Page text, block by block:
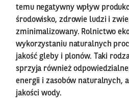
temu negatywny wpływ
środowisko, zdrowie ludzi i
zminimalizowany. Rolnictwo
wykorzystaniu naturalnych
jakość gleby i plonów. Taki
sprzyja również
energii i zasobów naturalnych,
jakości wody.